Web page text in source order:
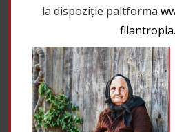
CRESC – curs
evaluare
Federația Filantropia|Noutăți CRESC
la dispoziție paltforma